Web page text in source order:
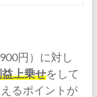
円）に対し
上乗せをして
るポイントが